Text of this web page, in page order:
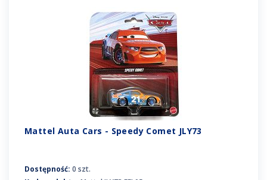
Mattel Auta Cars - Speedy Comet JLY73
Dostępność: 0 szt.